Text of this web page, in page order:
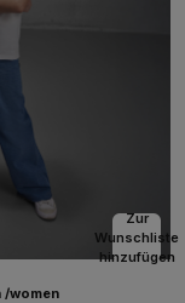
Zur
Wunschliste
hinzufügen
/women